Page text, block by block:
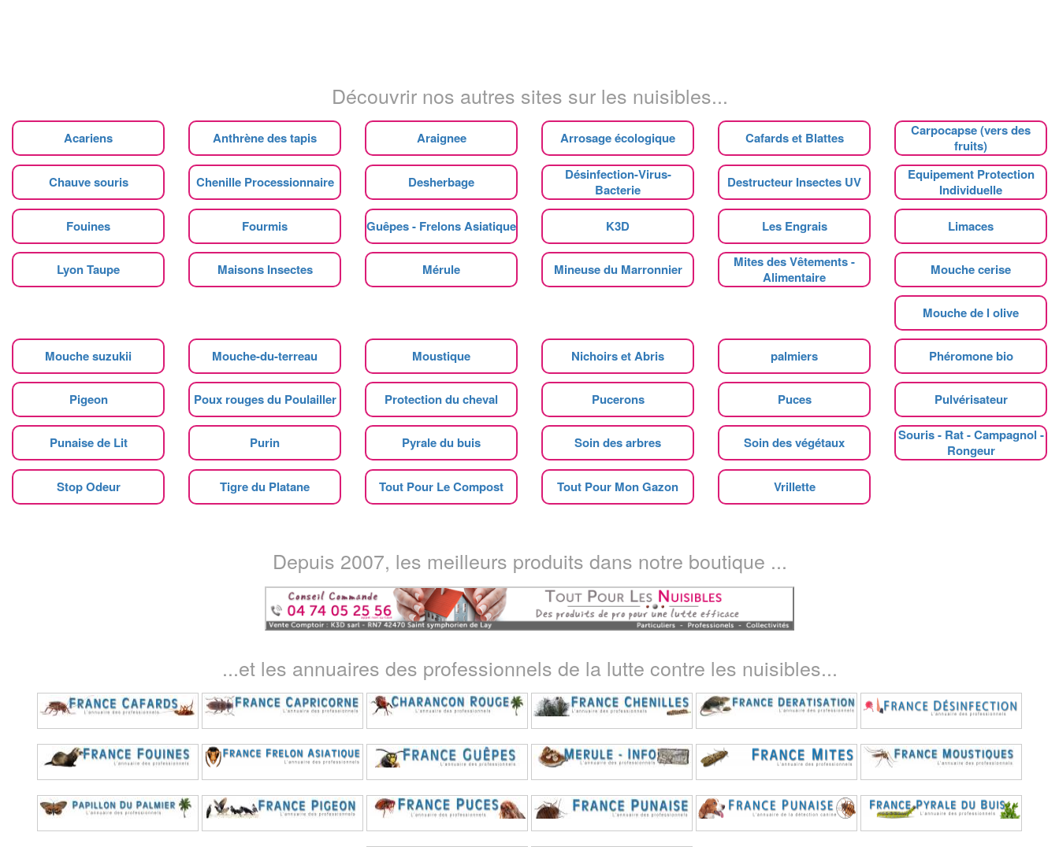
Découvrir nos autres sites sur les nuisibles...
Acariens Anthrène des tapis Araignee Arrosage écologique Cafards et Blattes
Carpocapse (vers des
fruits)
Chauve souris Chenille Processionnaire Desherbage
Désinfection-Virus-
Bacterie
Destructeur Insectes UV
Equipement Protection
Individuelle
Fouines Fourmis Guêpes - Frelons Asiatique K3D Les Engrais Limaces
Lyon Taupe Maisons Insectes Mérule Mineuse du Marronnier
Mites des Vêtements -
Alimentaire
Mouche cerise
Mouche de l olive
Mouche suzukii Mouche-du-terreau Moustique Nichoirs et Abris palmiers Phéromone bio
Pigeon Poux rouges du Poulailler Protection du cheval Pucerons Puces Pulvérisateur
Punaise de Lit Purin Pyrale du buis Soin des arbres Soin des végétaux
Souris - Rat - Campagnol -
Rongeur
Stop Odeur Tigre du Platane Tout Pour Le Compost Tout Pour Mon Gazon Vrillette
Depuis 2007, les meilleurs produits dans notre boutique ...
...et les annuaires des professionnels de la lutte contre les nuisibles...